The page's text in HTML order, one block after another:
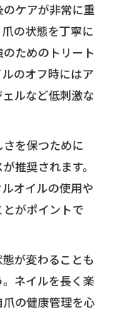
ケアが非常に重
の状態を丁寧に
ためのトリート
のオフ時にはア
ルなど低刺激な
を保つために
推奨されます。
オイルの使用や
がポイントで
が変わることも
ネイルを長く楽
の健康管理を心